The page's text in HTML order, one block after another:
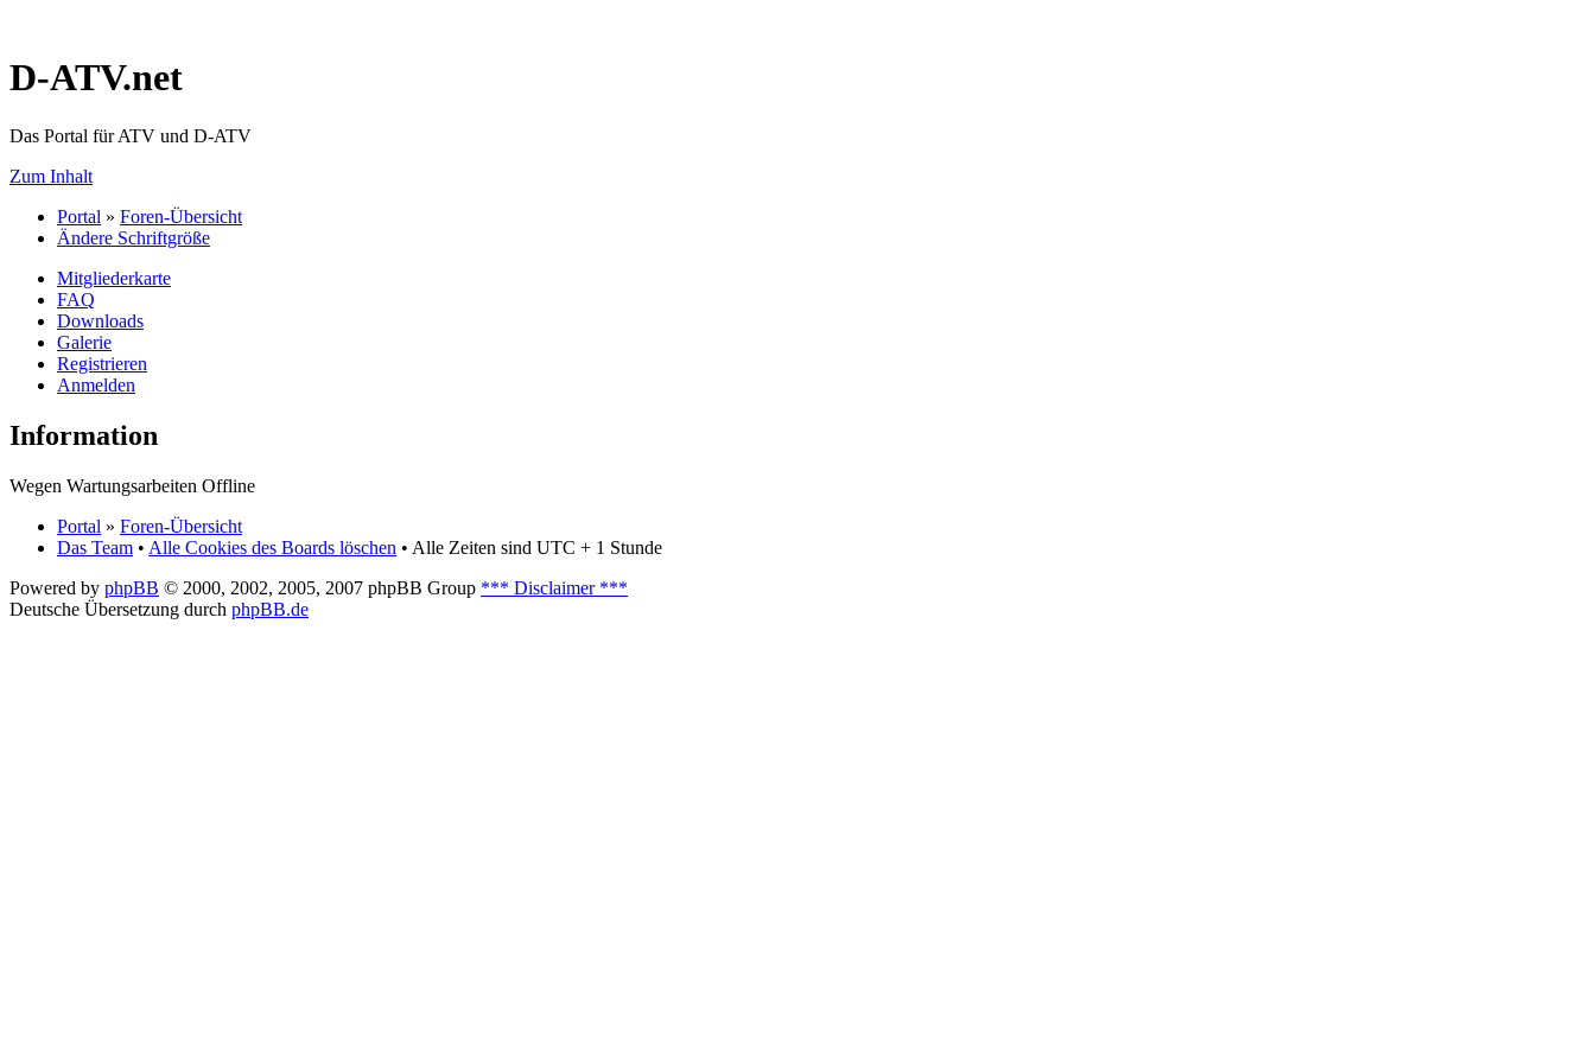
D-ATV.net
Das Portal für ATV und D-ATV
Zum Inhalt
Portal » Foren-Übersicht
Ändere Schriftgröße
Mitgliederkarte
FAQ
Downloads
Galerie
Registrieren
Anmelden
Information
Wegen Wartungsarbeiten Offline
Portal » Foren-Übersicht
Das Team • Alle Cookies des Boards löschen • Alle Zeiten sind UTC + 1 Stunde
Powered by phpBB © 2000, 2002, 2005, 2007 phpBB Group *** Disclaimer ***
Deutsche Übersetzung durch phpBB.de